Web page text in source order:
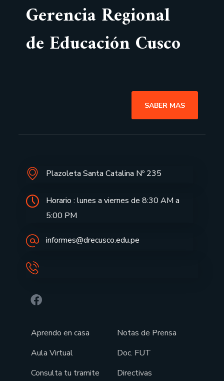
Gerencia Regional
de Educación Cusco
SABER MAS
Plazoleta Santa Catalina Nº 235
Horario : lunes a viernes de 8:30 AM a
5:00 PM
informes@drecusco.edu.pe
Aprendo en casa
Aula Virtual
Consulta tu tramite
Notas de Prensa
Doc. FUT
Directivas